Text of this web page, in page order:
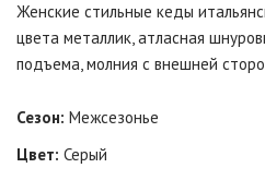
Женские стильные кеды
цвета металлик, атласная
подъема, молния с внешней
Сезон: Межсезонье
Цвет: Серый